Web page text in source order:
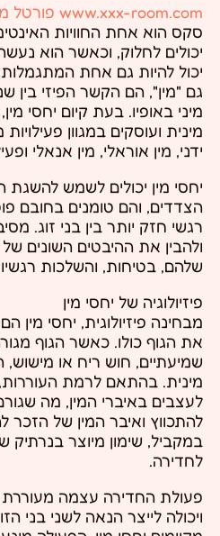
www.xxx-room.com פורטל מומלץ
סקס הוא אחת החוויות
יכולים לחלוק, וכאשר הוא
יכול להיות גם אחת המתגמלות
גם "מין", הם הקשר הפיזי בין
מיני באופיו. בעת קיום יחסי
מינית ועוסקים במגוון פעילויות
ידני, מין אוראלי, מין אנאלי
יחסי מין יכולים לשמש להשגת
הצדדים, והם טומנים בחובם
רגשי חזק יותר בין בני זוג.
ולהבין את ההיבטים השונים של
שלהם, בטיחות, והשלכות
פיזיולוגיה של יחסי מין
מבחינה פיזיולוגית, יחסי
את הגוף כולו. כאשר הגוף
שמיעתיים, חוש ריח או מישוש,
מינית. בהתאם לרמת
לעצבים באיברי המין, מה
להתכווץ ואיבר המין של הזכר
במקביל, שימון מיוצר בנרתיק
לחדירה.
פעולת החדירה עצמה מעוררת
ויכולה לייצר הנאה לשני בני